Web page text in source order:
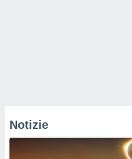
Notizie